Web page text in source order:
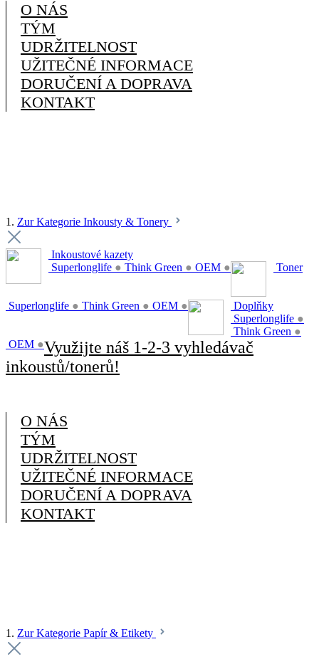
O NÁS
TÝM
UDRŽITELNOST
UŽITEČNÉ INFORMACE
DORUČENÍ A DOPRAVA
KONTAKT
1. Zur Kategorie Inkousty & Tonery
Inkoustové kazety
Superlonglife ● Think Green ● OEM ● Toner
Superlonglife ● Think Green ● OEM ●
Doplňky
Superlonglife ●
Think Green ●
OEM ●Využijte náš 1-2-3 vyhledávač
inkoustů/tonerů!
O NÁS
TÝM
UDRŽITELNOST
UŽITEČNÉ INFORMACE
DORUČENÍ A DOPRAVA
KONTAKT
1. Zur Kategorie Papír & Etikety